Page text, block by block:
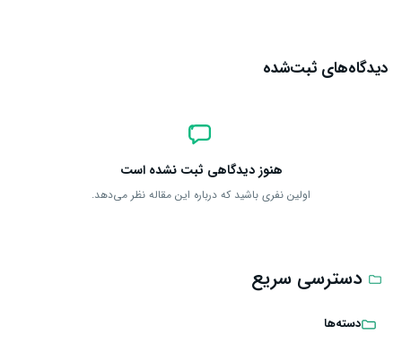
دیدگاه‌های ثبت‌شده
هنوز دیدگاهی ثبت نشده است
اولین نفری باشید که درباره این مقاله نظر می‌دهد.
دسترسی سریع
دسته‌ها